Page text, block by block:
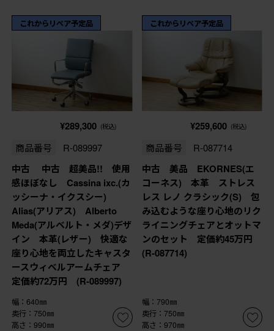
これからリペア予定品
¥289,300 (税込)
商品番号 R-089997
中古 中古 超美品!! 使用
感ほぼなし Cassina ixc.(カ
ッシーナ・イクスシー)
Alias(アリアス) Alberto
Meda(アルベルト・メダ)デザ
イン 本革(レザー) 快適な
座り心地を両立したキャスタ
ースウィベルアームチェア
定価約72万円 (R-089997)
幅：640㎜
奥行：750㎜
高さ：990㎜
これからリペア予定品
¥259,600 (税込)
商品番号 R-087714
中古 美品 EKORNES(エ
コーネス) 本革 ストレス
レス レノ クラシック(S) 包
み込むような座り心地のリク
ライニングチェアとオットマ
ンのセット 定価約45万円
(R-087714)
幅：790㎜
奥行：750㎜
高さ：970㎜